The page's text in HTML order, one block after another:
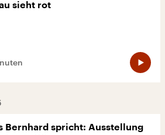
sieht rot
Bernhard spricht: Ausstellung